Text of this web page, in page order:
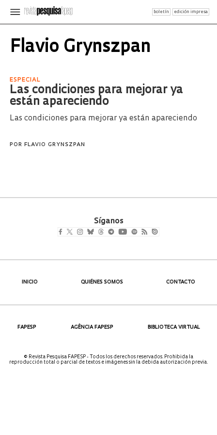
boletín edición impresa
Flavio Grynszpan
ESPECIAL
Las condiciones para mejorar ya
están apareciendo
Las condiciones para mejorar ya están apareciendo
POR FLAVIO GRYNSZPAN
Síganos
INICIO QUIÉNES SOMOS CONTACTO
FAPESP AGÊNCIA FAPESP BIBLIOTECA VIRTUAL
© Revista Pesquisa FAPESP - Todos los derechos reservados. Prohibida la
reproducción total o parcial de textos e imágenes sin la debida autorización previa.